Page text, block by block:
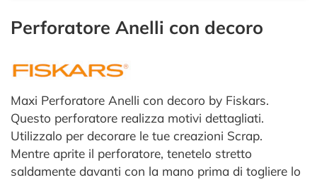
Perforatore Anelli con decoro
Maxi Perforatore Anelli con decoro by Fiskars.
Questo perforatore realizza motivi dettagliati.
Utilizzalo per decorare le tue creazioni Scrap.
Mentre aprite il perforatore, tenetelo stretto
saldamente davanti con la mano prima di togliere lo